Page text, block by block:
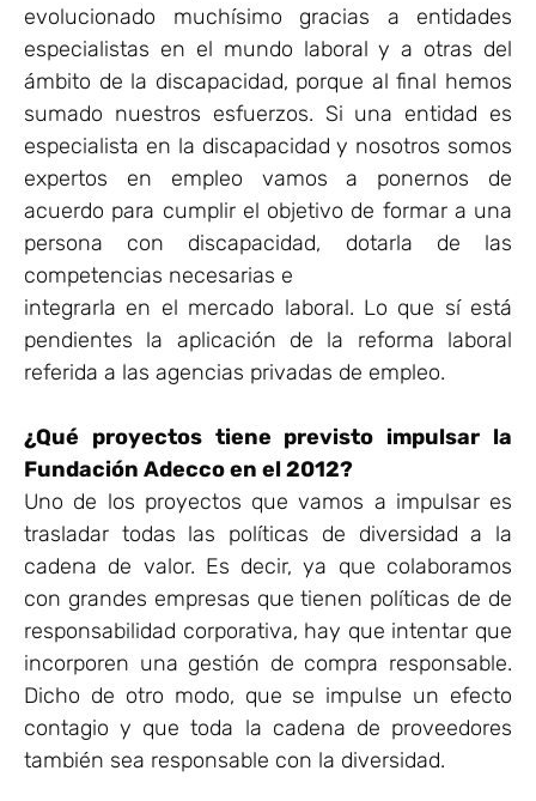
evolucionado muchísimo gracias a entidades
especialistas en el mundo laboral y a otras del
ámbito de la discapacidad, porque al final hemos
sumado nuestros esfuerzos. Si una entidad es
especialista en la discapacidad y nosotros somos
expertos en empleo vamos a ponernos de
acuerdo para cumplir el objetivo de formar a una
persona con discapacidad, dotarla de las
competencias necesarias e
integrarla en el mercado laboral. Lo que sí está
pendientes la aplicación de la reforma laboral
referida a las agencias privadas de empleo.
¿Qué proyectos tiene previsto impulsar la
Fundación Adecco en el 2012?
Uno de los proyectos que vamos a impulsar es
trasladar todas las políticas de diversidad a la
cadena de valor. Es decir, ya que colaboramos
con grandes empresas que tienen políticas de de
responsabilidad corporativa, hay que intentar que
incorporen una gestión de compra responsable.
Dicho de otro modo, que se impulse un efecto
contagio y que toda la cadena de proveedores
también sea responsable con la diversidad.